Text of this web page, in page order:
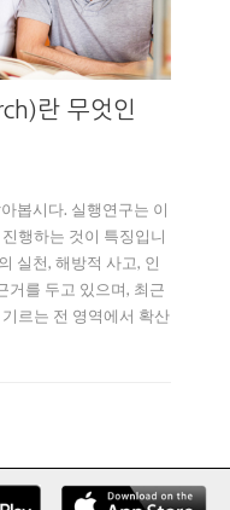
란 무엇인
봅시다. 실행연구는 이
행하는 것이 특징입니
실천, 해방적 사고, 인
거를 두고 있으며, 최근
르는 전 영역에서 확산